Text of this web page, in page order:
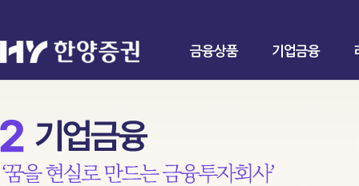
금융상품 기업금융